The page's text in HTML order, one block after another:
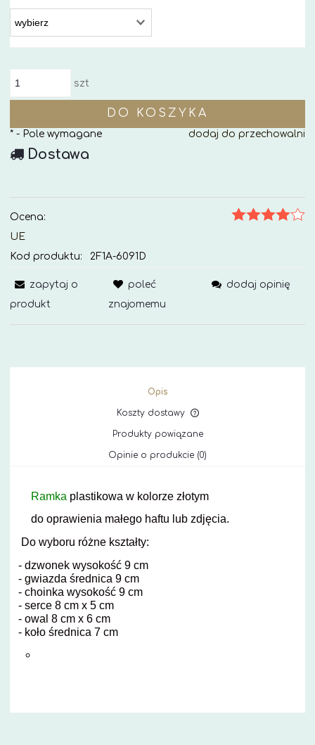
szt
DO KOSZYKA
dodaj do przechowalni
* - Pole wymagane
Dostawa
Ocena:
UE
Kod produktu:
2F1A-6091D
zapytaj o
produkt
poleć
znajomemu
dodaj opinię
Opis
Koszty dostawy
Produkty powiązane
Opinie o produkcie (0)
Ramka plastikowa w kolorze złotym
do oprawienia małego haftu lub zdjęcia.
Do wyboru różne kształty:
- dzwonek wysokość 9 cm
- gwiazda średnica 9 cm
- choinka wysokość 9 cm
- serce 8 cm x 5 cm
- owal 8 cm x 6 cm
- koło średnica 7 cm